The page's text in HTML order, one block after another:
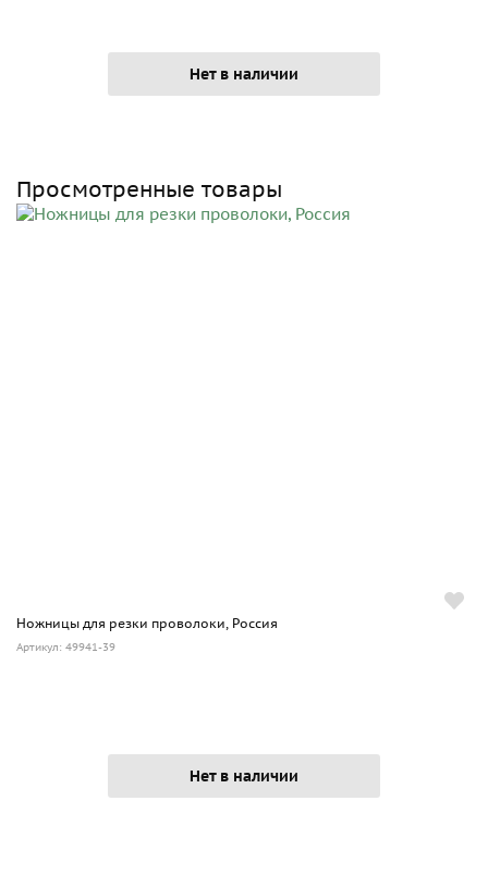
Нет в наличии
Просмотренные товары
Ножницы для резки проволоки, Россия
Артикул: 49941-39
Нет в наличии